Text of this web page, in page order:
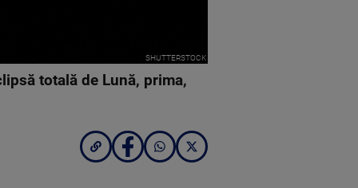
SHUTTERSTOCK
totală de Lună, prima,